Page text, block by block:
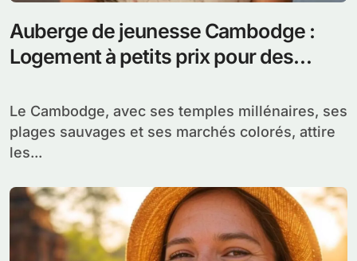
Auberge de jeunesse Cambodge :
Logement à petits prix pour des
Le Cambodge, avec ses temples millénaires, ses
plages sauvages et ses marchés colorés, attire
les...